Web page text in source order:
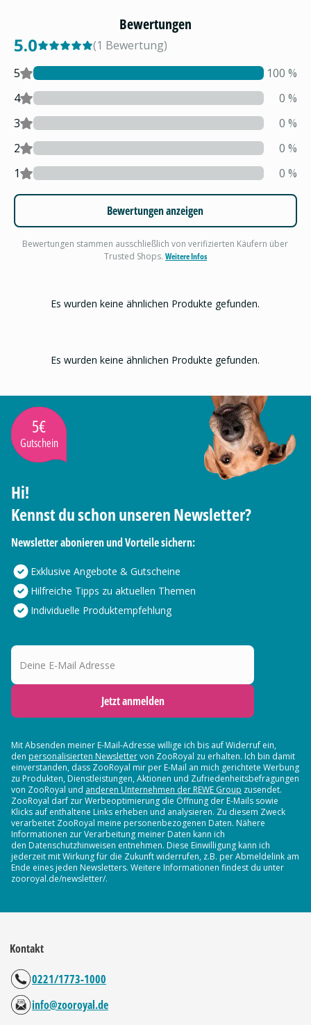
Bewertungen
5.0 (1 Bewertung)
5
100 %
4
0 %
3
0 %
2
0 %
1
0 %
Bewertungen anzeigen
Bewertungen stammen ausschließlich von verifizierten Käufern über
Trusted Shops. Weitere Infos
Es wurden keine ähnlichen Produkte gefunden.
Es wurden keine ähnlichen Produkte gefunden.
5€
Gutschein
Hi!
Kennst du schon unseren Newsletter?
Newsletter abonieren und Vorteile sichern:
Exklusive Angebote & Gutscheine
Hilfreiche Tipps zu aktuellen Themen
Individuelle Produktempfehlung
Deine E-Mail Adresse
Jetzt anmelden
Mit Absenden meiner E-Mail-Adresse willige ich bis auf Widerruf ein,
den personalisierten Newslettervon ZooRoyal zu erhalten. Ich bin damit
einverstanden, dass ZooRoyal mir per E-Mail an mich gerichtete Werbung
zu Produkten, Dienstleistungen, Aktionen und Zufriedenheitsbefragungen
von ZooRoyal und anderen Unternehmen der REWE Group zusendet.
ZooRoyal darf zur Werbeoptimierung die Öffnung der E-Mails sowie
Klicks auf enthaltene Links erheben und analysieren. Zu diesem Zweck
verarbeitet ZooRoyal meine personenbezogenen Daten. Nähere
Informationen zur Verarbeitung meiner Daten kann ich
den Datenschutzhinweisen entnehmen. Diese Einwilligung kann ich
jederzeit mit Wirkung für die Zukunft widerrufen, z.B. per Abmeldelink am
Ende eines jeden Newsletters. Weitere Informationen findest du unter
zooroyal.de/newsletter/.
Kontakt
0221/1773-1000
info@zooroyal.de